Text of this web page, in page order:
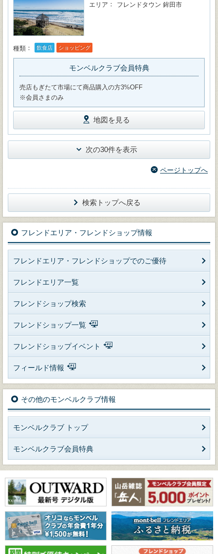
エリア
フレンドタウン 鉾田市
種類 飲食店 ショッピング
モンベルクラブ会員特典
売店もぎたて市場にて商品購入の方3%OFF
※会員さまのみ
地図を見る
次の30件を表示
ページトップへ
検索トップへ戻る
フレンドエリア・フレンドショップ情報
フレンドエリア・フレンドショップでのご優待
フレンドエリア一覧
フレンドショップ検索
フレンドショップ一覧
フレンドショップイベント
フィールド情報
その他のモンベルクラブ情報
モンベルクラブ トップ
モンベルクラブ会員特典